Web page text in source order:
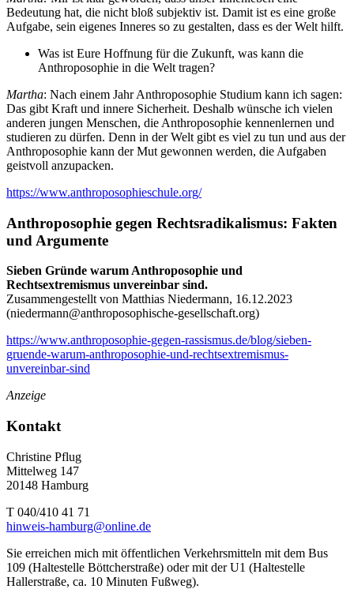
Bedeutung hat, die nicht bloß subjektiv ist. Damit ist es eine große
Aufgabe, sein eigenes Inneres so zu gestalten, dass es der Welt hilft.
Was ist Eure Hoffnung für die Zukunft, was kann die
Anthroposophie in die Welt tragen?
Martha: Nach einem Jahr Anthroposophie Studium kann ich sagen:
Das gibt Kraft und innere Sicherheit. Deshalb wünsche ich vielen
anderen jungen Menschen, die Anthroposophie kennenlernen und
studieren zu dürfen. Denn in der Welt gibt es viel zu tun und aus der
Anthroposophie kann der Mut gewonnen werden, die Aufgaben
geistvoll anzupacken.
https://www.anthroposophieschule.org/
Anthroposophie gegen Rechtsradikalismus: Fakten
und Argumente
Sieben Gründe warum Anthroposophie und
Rechtsextremismus unvereinbar sind.
Zusammengestellt von Matthias Niedermann, 16.12.2023
(niedermann@anthroposophische-gesellschaft.org)
https://www.anthroposophie-gegen-rassismus.de/blog/sieben-
gruende-warum-anthroposophie-und-rechtsextremismus-
unvereinbar-sind
Anzeige
Kontakt
Christine Pflug
Mittelweg 147
20148 Hamburg
T 040/410 41 71
hinweis-hamburg@online.de
Sie erreichen mich mit öffentlichen Verkehrsmitteln mit dem Bus
109 (Haltestelle Böttcherstraße) oder mit der U1 (Haltestelle
Hallerstraße, ca. 10 Minuten Fußweg).